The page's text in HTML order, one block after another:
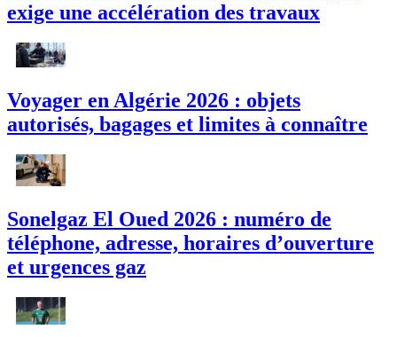
exige une accélération des travaux
Voyager en Algérie 2026 : objets
autorisés, bagages et limites à connaître
Sonelgaz El Oued 2026 : numéro de
téléphone, adresse, horaires d’ouverture
et urgences gaz